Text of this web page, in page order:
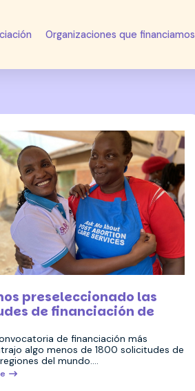
Organizaciones que financiamos
preseleccionado las
de financiación de
de financiación más
algo menos de 1800 solicitudes de
del mundo.…